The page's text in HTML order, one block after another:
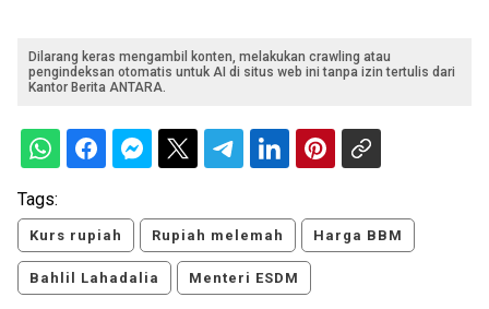
Dilarang keras mengambil konten, melakukan crawling atau
pengindeksan otomatis untuk AI di situs web ini tanpa izin tertulis dari
Kantor Berita ANTARA.
Tags:
Kurs rupiah Rupiah melemah Harga BBM
Bahlil Lahadalia Menteri ESDM